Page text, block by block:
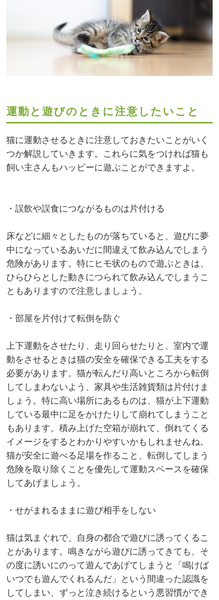
運動と遊びのときに注意したいこと
猫に運動させるときに注意しておきたいことがいく
つか解説していきます。これらに気をつければ猫も
飼い主さんもハッピーに遊ぶことができますよ。
・誤飲や誤食につながるものは片付ける
床などに細々としたものが落ちていると、遊びに夢
中になっているあいだに間違えて飲み込んでしまう
危険があります。特にヒモ状のもので遊ぶときは、
ひらひらとした動きにつられて飲み込んでしまうこ
ともありますので注意しましょう。
・部屋を片付けて転倒を防ぐ
上下運動をさせたり、走り回らせたりと、室内で運
動をさせるときは猫の安全を確保できる工夫をする
必要があります。猫が転んだり高いところから転倒
してしまわないよう、家具や生活雑貨類は片付けま
しょう。特に高い場所にあるものは、猫が上下運動
している最中に足をかけたりして崩れてしまうこと
もあります。積み上げた空箱が崩れて、倒れてくる
イメージをするとわかりやすいかもしれませんね。
猫が安全に遊べる足場を作ること、転倒してしまう
危険を取り除くことを優先して運動スペースを確保
してあげましょう。
・せがまれるままに遊び相手をしない
猫は気まぐれで、自身の都合で遊びに誘ってくるこ
とがあります。鳴きながら遊びに誘ってきても、そ
の度に誘いにのって遊んであげてしまうと「鳴けば
いつでも遊んでくれるんだ」という間違った認識を
してしまい、ずっと泣き続けるという悪習慣ができ